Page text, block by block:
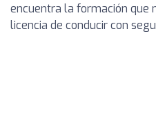
encuentra la formación que
licencia de conducir con